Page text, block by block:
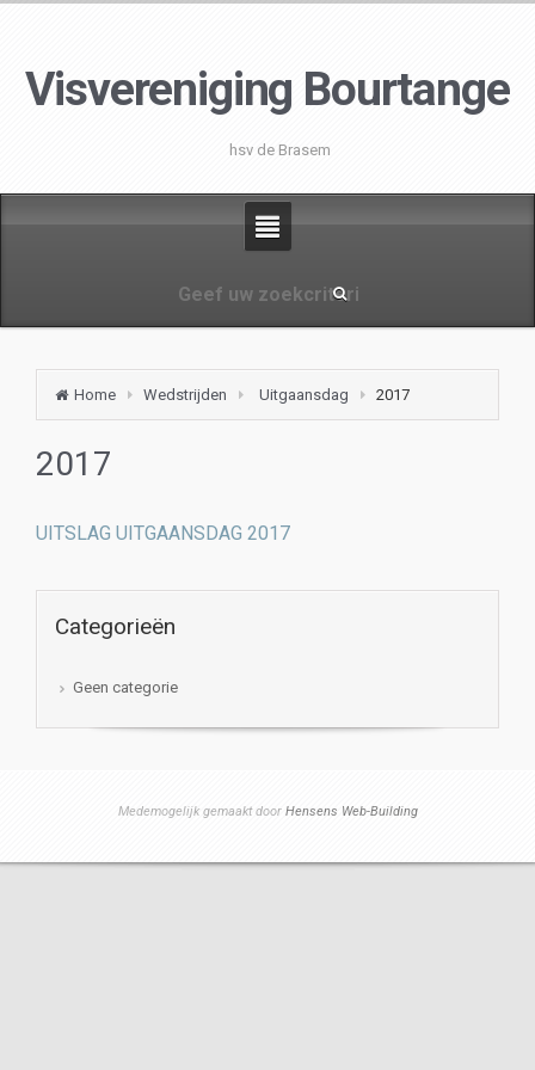
Visvereniging Bourtange
hsv de Brasem
Home Wedstrijden Uitgaansdag 2017
2017
UITSLAG UITGAANSDAG 2017
Categorieën
Geen categorie
Medemogelijk gemaakt door Hensens Web-Building